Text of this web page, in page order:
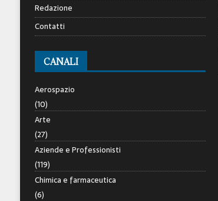
Redazione
Contatti
CANALI
Aerospazio
(10)
Arte
(27)
Aziende e Professionisti
(119)
Chimica e farmaceutica
(6)